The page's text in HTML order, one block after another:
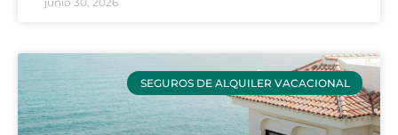
SEGUROS DE ALQUILER VACACIONAL